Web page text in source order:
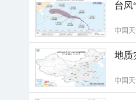
台风
中国
地质
中国